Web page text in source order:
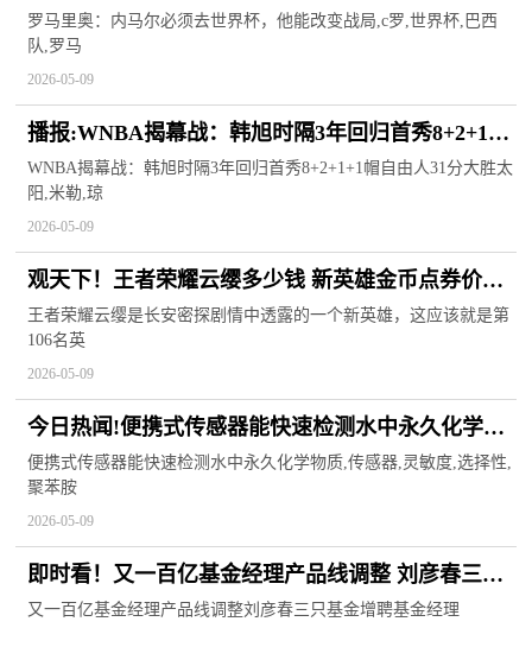
改变战局
罗马里奥：内马尔必须去世界杯，他能改变战局,c罗,世界杯,巴西
队,罗马
2026-05-09
播报:WNBA揭幕战：韩旭时隔3年回归首秀8+2+1+1
帽 自由人31分大胜太阳
WNBA揭幕战：韩旭时隔3年回归首秀8+2+1+1帽自由人31分大胜太
阳,米勒,琼
2026-05-09
观天下！王者荣耀云缨多少钱 新英雄金币点券价格
介绍
王者荣耀云缨是长安密探剧情中透露的一个新英雄，这应该就是第
106名英
2026-05-09
今日热闻!便携式传感器能快速检测水中永久化学物
质
便携式传感器能快速检测水中永久化学物质,传感器,灵敏度,选择性,
聚苯胺
2026-05-09
即时看！又一百亿基金经理产品线调整 刘彦春三只
基金增聘基金经理
又一百亿基金经理产品线调整刘彦春三只基金增聘基金经理